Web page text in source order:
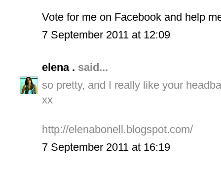
Vote for me on Facebook and help
7 September 2011 at 12:09
elena . said...
so pretty, and I really like your
xx
http://elenabonell.blogspot.com/
7 September 2011 at 16:19